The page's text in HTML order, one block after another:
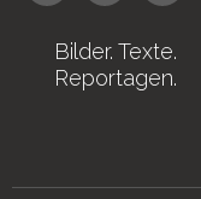
Bilder. Texte.
Reportagen.